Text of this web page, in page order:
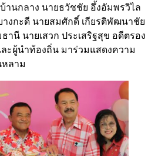
านกลาง นายธวัชชัย อึ้งอัมพรวิไล
างกะดี นายสมศักดิ์ เกียรติพัฒนาชัย
านี นายเสวก ประเสริฐสุข อดีตรอง
ะผู้นำท้องถิ่น มาร่วมแสดงความ
ลาม